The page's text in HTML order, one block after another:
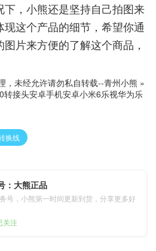
，小熊还是坚持自己拍图来
这个产品的细节，希望你通
片来方便的了解这个商品，
，未经允许请勿私自转载--青州小熊 »
转接头安卓手机安卓小米6乐视华为乐
换线
：大熊正品
号，小熊第一时间更新到货，分享更多好
关注